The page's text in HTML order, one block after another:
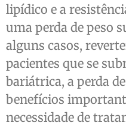
lipídico e a
uma perda de peso
alguns casos,
pacientes que se
bariátrica, a perda
benefícios
necessidade de